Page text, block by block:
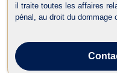
il traite toutes les affaires
pénal, au droit du dommage
...